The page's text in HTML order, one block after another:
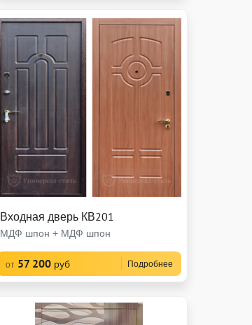
Входная дверь КВ201
МДФ шпон + МДФ шпон
от 57 200 руб Подробнее